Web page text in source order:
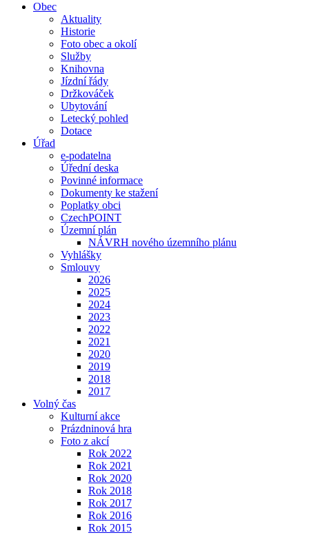
Obec
Aktuality
Historie
Foto obec a okolí
Služby
Knihovna
Jízdní řády
Držkováček
Ubytování
Letecký pohled
Dotace
Úřad
e-podatelna
Úřední deska
Povinné informace
Dokumenty ke stažení
Poplatky obci
CzechPOINT
Územní plán
NÁVRH nového územního plánu
Vyhlášky
Smlouvy
2026
2025
2024
2023
2022
2021
2020
2019
2018
2017
Volný čas
Kulturní akce
Prázdninová hra
Foto z akcí
Rok 2022
Rok 2021
Rok 2020
Rok 2018
Rok 2017
Rok 2016
Rok 2015